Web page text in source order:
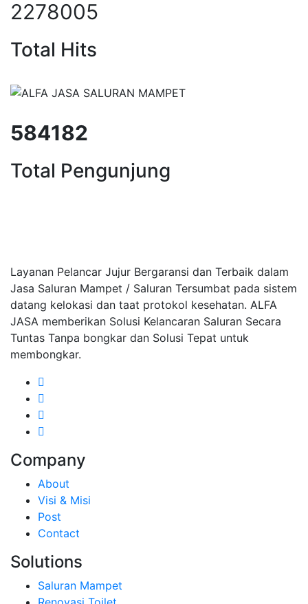
2278005
Total Hits
584182
Total Pengunjung
Layanan Pelancar Jujur Bergaransi dan Terbaik dalam
Jasa Saluran Mampet / Saluran Tersumbat pada sistem
datang kelokasi dan taat protokol kesehatan. ALFA
JASA memberikan Solusi Kelancaran Saluran Secara
Tuntas Tanpa bongkar dan Solusi Tepat untuk
membongkar.
Company
About
Visi & Misi
Post
Contact
Solutions
Saluran Mampet